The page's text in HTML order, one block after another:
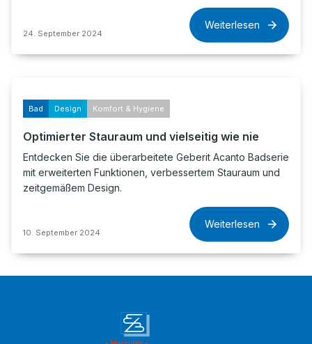
24. September 2024
Weiterlesen
Bad Design Komfort & Hygiene
Optimierter Stauraum und vielseitig wie nie
Entdecken Sie die überarbeitete Geberit Acanto Badserie
mit erweiterten Funktionen, verbessertem Stauraum und
zeitgemäßem Design.
10. September 2024
Weiterlesen